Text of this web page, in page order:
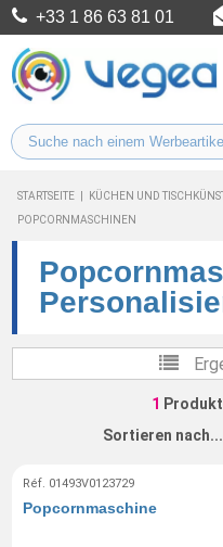
+33 1 86 63 81 01
STARTSEITE KÜCHEN UND
POPCORNMASCHINEN
1 Produkt
Sortieren nach...
Réf. 01493V0123729
Popcornmaschine